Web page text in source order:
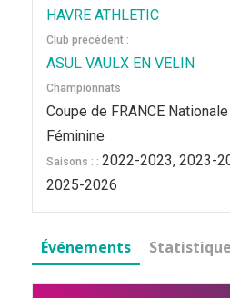
HAVRE ATHLETIC
Club précédent :
ASUL VAULX EN VELIN
Championnats :
Coupe de FRANCE
Féminine
Saisons : : 2022-2023, 2023-
2025-2026
Événements